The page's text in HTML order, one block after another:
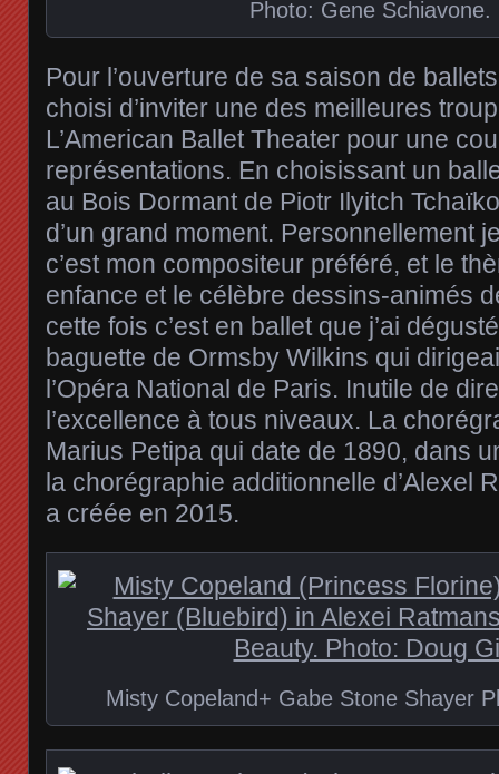
Photo: Gene Schiavone.
Pour l’ouverture de sa saison de
choisi d’inviter une des meilleures
L’American Ballet Theater pour une
représentations. En choisissant un
au Bois Dormant de Piotr Ilyitch
d’un grand moment. Personnellement
c’est mon compositeur préféré, et le
enfance et le célèbre dessins-animés
cette fois c’est en ballet que j’ai
baguette de Ormsby Wilkins qui
l’Opéra National de Paris. Inutile de
l’excellence à tous niveaux. La
Marius Petipa qui date de 1890, dans
la chorégraphie additionnelle d’Alexel
a créée en 2015.
Misty Copeland+ Gabe Stone Shayer